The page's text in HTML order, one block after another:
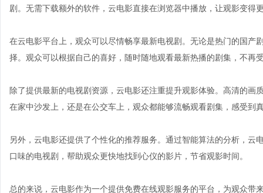
剧。无需下载额外的软件，云电影直接在浏览器中播放，让观影变得
在云电影平台上，观众可以尽情畅享最新电视剧。无论是热门的国产
择。观众可以根据自己的喜好，随时随地观看最新热播的剧集，不再
除了提供最新的电视剧资源，云电影还注重提升观影体验。高清的
在家中沙发上，还是在公交车上，观众都能够流畅观看剧集，感受到
另外，云电影还提供了个性化的推荐服务。通过智能算法的分析，
口味的电视剧，帮助观众更快地找到心仪的影片，节省观影时间。
总的来说，云电影作为一个提供免费在线观影服务的平台，为观众